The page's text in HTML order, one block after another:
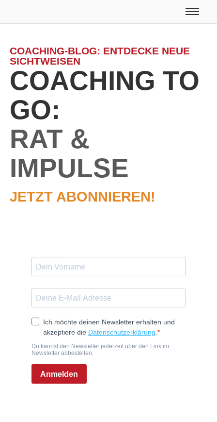
COACHING-BLOG: ENTDECKE NEUE
SICHTWEISEN
COACHING TO
GO:
RAT &
IMPULSE
JETZT ABONNIEREN!